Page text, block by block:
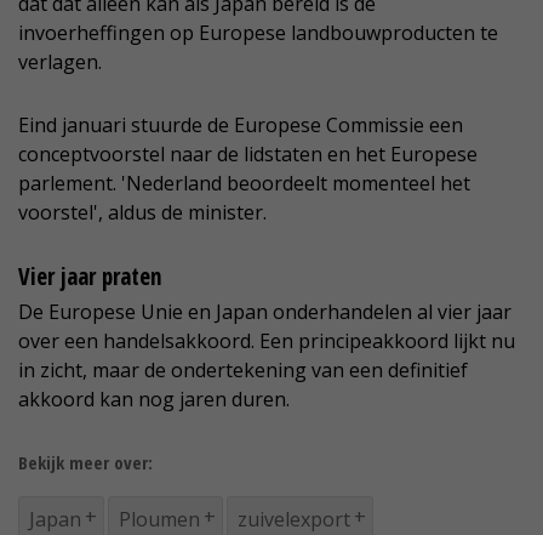
invoerheffingen op Europese landbouwproducten te
verlagen.
Eind januari stuurde de Europese Commissie een
conceptvoorstel naar de lidstaten en het Europese
parlement. 'Nederland beoordeelt momenteel het
voorstel', aldus de minister.
Vier jaar praten
De Europese Unie en Japan onderhandelen al vier jaar
over een handelsakkoord. Een principeakkoord lijkt nu
in zicht, maar de ondertekening van een definitief
akkoord kan nog jaren duren.
Bekijk meer over:
Japan Ploumen zuivelexport